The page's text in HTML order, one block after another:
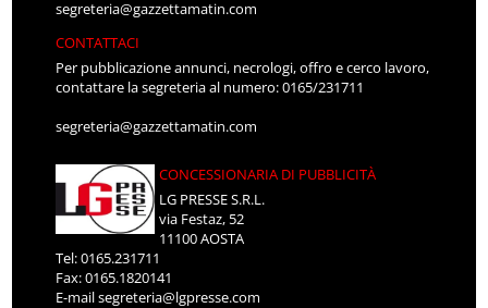
segreteria@gazzettamatin.com
CONTATTACI
Per pubblicazione annunci, necrologi, offro e cerco lavoro,
contattare la segreteria al numero: 0165/231711
segreteria@gazzettamatin.com
CONCESSIONARIA DI PUBBLICITÀ
LG PRESSE S.R.L.
via Festaz, 52
11100 AOSTA
Tel: 0165.231711
Fax: 0165.1820141
E-mailsegreteria@lgpresse.com